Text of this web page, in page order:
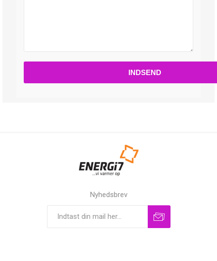
Nyhedsbrev